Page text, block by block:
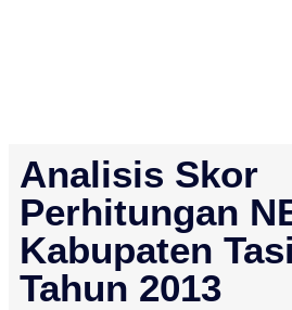
Analisis Skor
Perhitungan
Kabupaten
Tahun 2013